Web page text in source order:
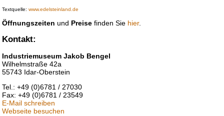
Textquelle:www.edelsteinland.de
Öffnungszeiten und Preise finden Sie hier.
Kontakt:
Industriemuseum Jakob Bengel
Wilhelmstraße 42a
55743 Idar-Oberstein
Tel.: +49 (0)6781 / 27030
Fax: +49 (0)6781 / 23549
E-Mail schreiben
Webseite besuchen